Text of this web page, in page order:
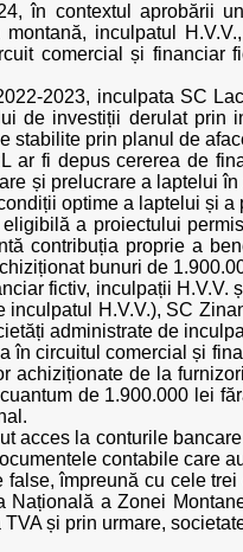
în contextul aprobării
inculpatul
comercial și financiar
2023, inculpata SC
de investiții derulat prin
stabilite prin planul de
ar fi depus cererea de
și prelucrare a laptelui
optime a laptelui și a
a proiectului
contribuția proprie a
bunuri de
fictiv, inculpații
inculpatul H.V.V.), SC
administrate de
în circuitul comercial și
achiziționate de la
de 1.900.000 lei
acces la conturile
contabile care
false, împreună cu cele
Națională a Zonei
și prin urmare,